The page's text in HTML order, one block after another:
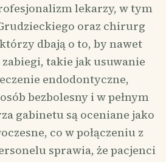
lekarzy, w tym
oraz chirurg
dbają o to, by nawet
takie jak usuwanie
endodontyczne,
bezbolesny i w pełnym
gabinetu są oceniane jako
co w połączeniu z
sprawia, że pacjenci